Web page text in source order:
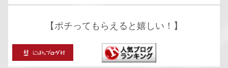
【ポチってもらえると嬉しい！】